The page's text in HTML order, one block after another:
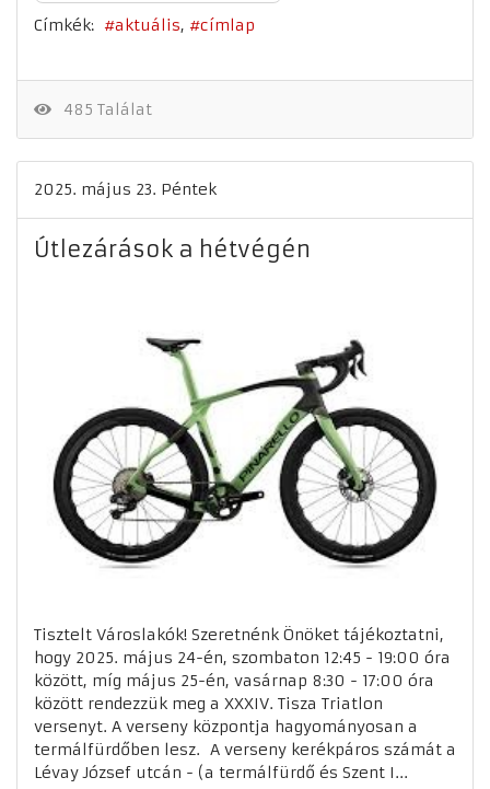
Címkék: aktuális címlap
485 Találat
2025. május 23. Péntek
Útlezárások a hétvégén
Tisztelt Városlakók! Szeretnénk Önöket tájékoztatni,
hogy 2025. május 24-én, szombaton 12:45 - 19:00 óra
között, míg május 25-én, vasárnap 8:30 - 17:00 óra
között rendezzük meg a XXXIV. Tisza Triatlon
versenyt. A verseny központja hagyományosan a
termálfürdőben lesz. A verseny kerékpáros számát a
Lévay József utcán - (a termálfürdő és Szent I...